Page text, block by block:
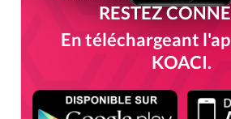
RESTEZ
En téléchargeant
KOACI.